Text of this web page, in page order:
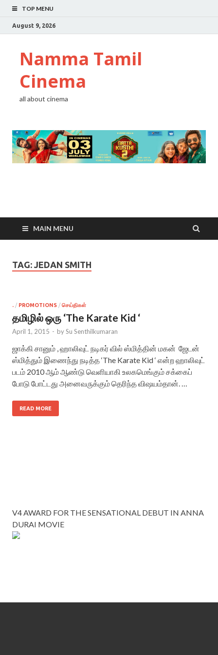
TOP MENU
August 9, 2026
Namma Tamil
Cinema
all about cinema
MAIN MENU
TAG: JEDAN SMITH
. / PROMOTIONS / செய்திகள்
தமிழில் ஒரு ‘The Karate Kid ‘
April 1, 2015 - bySu Senthilkumaran
ஜாக்கி சானும் , ஹாலிவுட் நடிகர் வில் ஸ்மித்தின் மகன் ஜேடன்
ஸ்மித்தும் இணைந்து நடித்த ‘The Karate Kid ‘ என்ற ஹாலிவுட்
படம் 2010 ஆம் ஆண்டு வெளியாகி உலகமெங்கும் சக்கைப்
போடு போட்டது அனைவருக்கும் தெரிந்த விஷயம்தான். …
READ MORE
V4 AWARD FOR THE SENSATIONAL DEBUT IN ANNA
DURAI MOVIE